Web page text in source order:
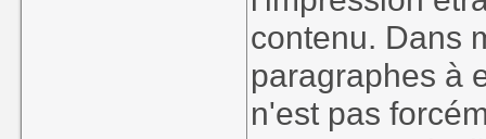
contenu. Dans
paragraphes à
n'est pas